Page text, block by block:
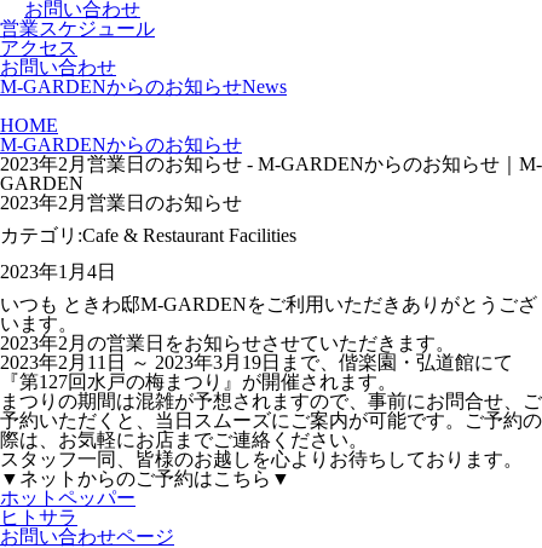
お問い合わせ
営業スケジュール
アクセス
お問い合わせ
M-GARDENからのお知らせNews
HOME
M-GARDENからのお知らせ
2023年2月営業日のお知らせ - M-GARDENからのお知らせ｜M-
GARDEN
2023年2月営業日のお知らせ
カテゴリ:Cafe & Restaurant Facilities
2023年1月4日
いつも ときわ邸M-GARDENをご利用いただきありがとうござ
います。
2023年2月の営業日をお知らせさせていただきます。
2023年2月11日 ～ 2023年3月19日まで、偕楽園・弘道館にて
『第127回水戸の梅まつり』が開催されます。
まつりの期間は混雑が予想されますので、事前にお問合せ、ご
予約いただくと、当日スムーズにご案内が可能です。ご予約の
際は、お気軽にお店までご連絡ください。
スタッフ一同、皆様のお越しを心よりお待ちしております。
▼ネットからのご予約はこちら▼
ホットペッパー
ヒトサラ
お問い合わせページ